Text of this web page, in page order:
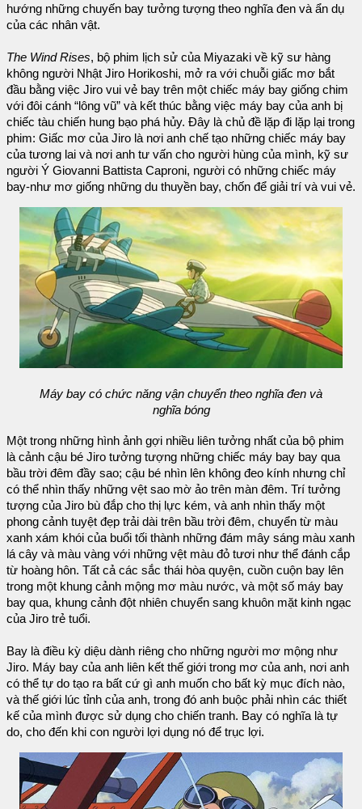
hướng những chuyến bay tưởng tượng theo nghĩa đen và ẩn dụ
của các nhân vật.
The Wind Rises, bộ phim lịch sử của Miyazaki về kỹ sư hàng
không người Nhật Jiro Horikoshi, mở ra với chuỗi giấc mơ bắt
đầu bằng việc Jiro vui vẻ bay trên một chiếc máy bay giống chim
với đôi cánh “lông vũ” và kết thúc bằng việc máy bay của anh bị
chiếc tàu chiến hung bạo phá hủy. Đây là chủ đề lặp đi lặp lại trong
phim: Giấc mơ của Jiro là nơi anh chế tạo những chiếc máy bay
của tương lai và nơi anh tư vấn cho người hùng của mình, kỹ sư
người Ý Giovanni Battista Caproni, người có những chiếc máy
bay-như mơ giống những du thuyền bay, chốn để giải trí và vui vẻ.
Máy bay có chức năng vận chuyển theo nghĩa đen và
nghĩa bóng
Một trong những hình ảnh gợi nhiều liên tưởng nhất của bộ phim
là cảnh cậu bé Jiro tưởng tượng những chiếc máy bay bay qua
bầu trời đêm đầy sao; cậu bé nhìn lên không đeo kính nhưng chỉ
có thể nhìn thấy những vệt sao mờ ảo trên màn đêm. Trí tưởng
tượng của Jiro bù đắp cho thị lực kém, và anh nhìn thấy một
phong cảnh tuyệt đẹp trải dài trên bầu trời đêm, chuyển từ màu
xanh xám khói của buổi tối thành những đám mây sáng màu xanh
lá cây và màu vàng với những vệt màu đỏ tươi như thể đánh cắp
từ hoàng hôn. Tất cả các sắc thái hòa quyện, cuồn cuộn bay lên
trong một khung cảnh mộng mơ màu nước, và một số máy bay
bay qua, khung cảnh đột nhiên chuyển sang khuôn mặt kinh ngạc
của Jiro trẻ tuổi.
Bay là điều kỳ diệu dành riêng cho những người mơ mộng như
Jiro. Máy bay của anh liên kết thế giới trong mơ của anh, nơi anh
có thể tự do tạo ra bất cứ gì anh muốn cho bất kỳ mục đích nào,
và thế giới lúc tỉnh của anh, trong đó anh buộc phải nhìn các thiết
kế của mình được sử dụng cho chiến tranh. Bay có nghĩa là tự
do, cho đến khi con người lợi dụng nó để trục lợi.